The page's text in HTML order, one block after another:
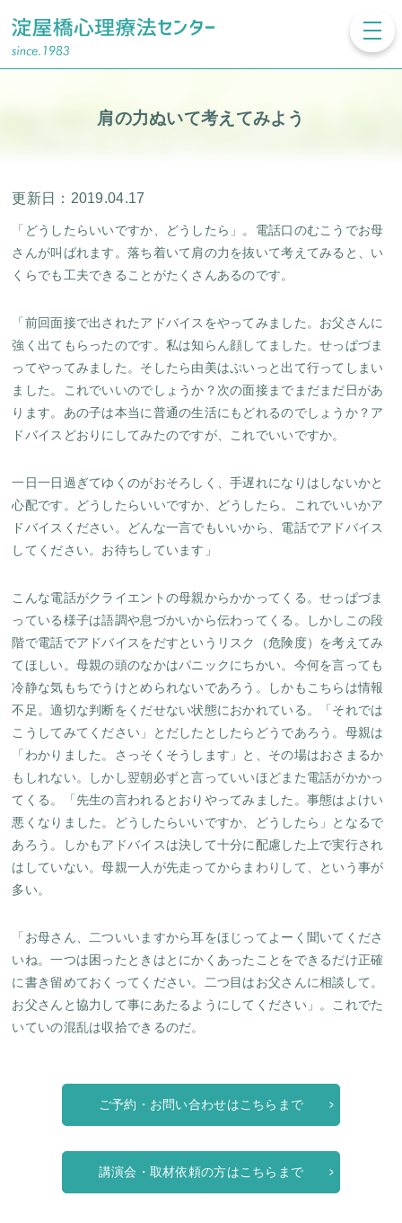
肩の力ぬいて考えてみよう
更新日：2019.04.17
「どうしたらいいですか、どうしたら」。電話口のむこうでお母
さんが叫ばれます。落ち着いて肩の力を抜いて考えてみると、い
くらでも工夫できることがたくさんあるのです。
「前回面接で出されたアドバイスをやってみました。お父さんに
強く出てもらったのです。私は知らん顔してました。せっぱづま
ってやってみました。そしたら由美はぷいっと出て行ってしまい
ました。これでいいのでしょうか？次の面接までまだまだ日があ
ります。あの子は本当に普通の生活にもどれるのでしょうか？ア
ドバイスどおりにしてみたのですが、これでいいですか。
一日一日過ぎてゆくのがおそろしく、手遅れになりはしないかと
心配です。どうしたらいいですか、どうしたら。これでいいかア
ドバイスください。どんな一言でもいいから、電話でアドバイス
してください。お待ちしています」
こんな電話がクライエントの母親からかかってくる。せっぱづま
っている様子は語調や息づかいから伝わってくる。しかしこの段
階で電話でアドバイスをだすというリスク（危険度）を考えてみ
てほしい。母親の頭のなかはパニックにちかい。今何を言っても
冷静な気もちでうけとめられないであろう。しかもこちらは情報
不足。適切な判断をくだせない状態におかれている。「それでは
こうしてみてください」とだしたとしたらどうであろう。母親は
「わかりました。さっそくそうします」と、その場はおさまるか
もしれない。しかし翌朝必ずと言っていいほどまた電話がかかっ
てくる。「先生の言われるとおりやってみました。事態はよけい
悪くなりました。どうしたらいいですか、どうしたら」となるで
あろう。しかもアドバイスは決して十分に配慮した上で実行され
はしていない。母親一人が先走ってからまわりして、という事が
多い。
「お母さん、二ついいますから耳をほじってよーく聞いてくださ
いね。一つは困ったときはとにかくあったことをできるだけ正確
に書き留めておくってください。二つ目はお父さんに相談して。
お父さんと協力して事にあたるようにしてください」。これでた
いていの混乱は収拾できるのだ。
ご予約・お問い合わせはこちらまで
講演会・取材依頼の方はこちらまで